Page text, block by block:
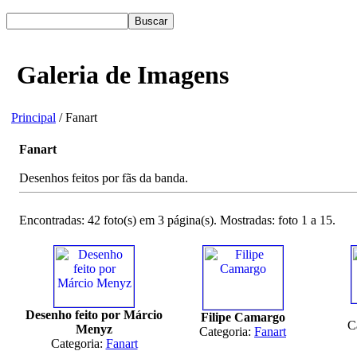
Galeria de Imagens
Principal / Fanart
Fanart
Desenhos feitos por fãs da banda.
Encontradas: 42 foto(s) em 3 página(s). Mostradas: foto 1 a 15.
Desenho feito por Márcio
Menyz
Categoria: Fanart
Filipe Camargo
Categoria: Fanart